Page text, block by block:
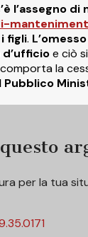
l’assegno
figli.
d’ufficioe ciò
la
Pubblico
per la tua